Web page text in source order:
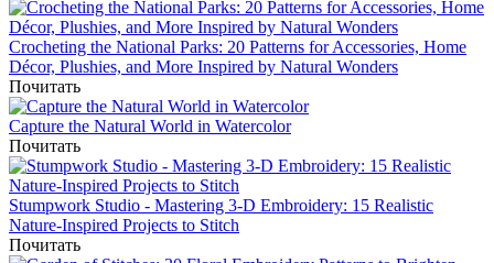
Crocheting the National Parks: 20 Patterns for Accessories, Home
Décor, Plushies, and More Inspired by Natural Wonders
Почитать
Capture the Natural World in Watercolor
Почитать
Stumpwork Studio - Mastering 3-D Embroidery: 15 Realistic
Nature-Inspired Projects to Stitch
Почитать